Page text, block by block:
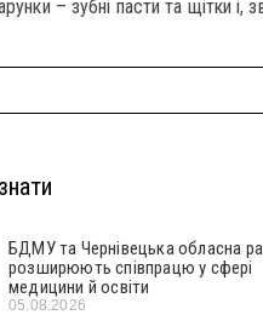
– зубні пасти та щітки і,
БДМУ та Чернівецька обласна
розширюють співпрацю у сфері
медицини й освіти
05.08.2026